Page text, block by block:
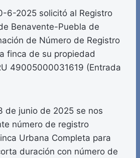
6-2025 solicitó al Registro
Benavente-Puebla de
de Número de Registro
finca de su propiedad
49005000031619 (Entrada
de junio de 2025 se nos
número de registro
Urbana Completa para
duración con número de